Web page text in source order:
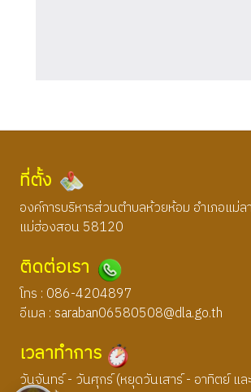
ที่ตั้ง
องค์การบริหารส่วนตำบลห้วยห้อม อำเภอแม่
แม่ฮ่องสอน 58120
ติดต่อเรา
โทร : 086-4204897
อีเมล : saraban06580508@dla.go.th
เวลาทำการ
วันจันทร์ - วันศุกร์ (หยุดวันเสาร์ - อาทิตย์ แ